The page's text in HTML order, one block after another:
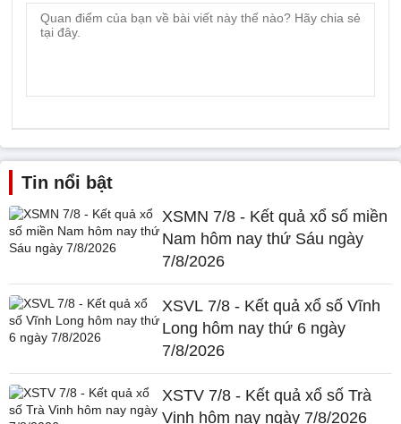
Tin nổi bật
XSMN 7/8 - Kết quả xổ số miền
Nam hôm nay thứ Sáu ngày
7/8/2026
XSVL 7/8 - Kết quả xổ số Vĩnh
Long hôm nay thứ 6 ngày
7/8/2026
XSTV 7/8 - Kết quả xổ số Trà
Vinh hôm nay ngày 7/8/2026